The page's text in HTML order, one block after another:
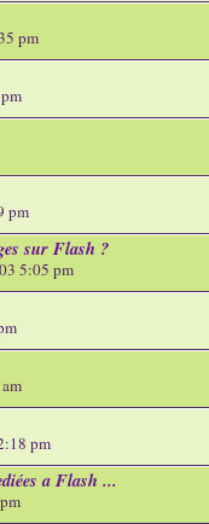
pm
pm
sur Flash ?
5:05 pm
pm
a Flash ...